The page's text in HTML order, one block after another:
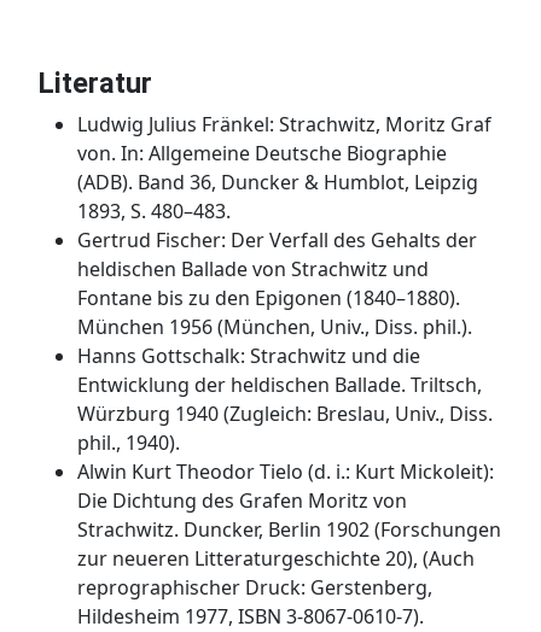
Literatur
Ludwig Julius Fränkel: Strachwitz, Moritz Graf
von. In: Allgemeine Deutsche Biographie
(ADB). Band 36, Duncker & Humblot, Leipzig
1893, S. 480–483.
Gertrud Fischer: Der Verfall des Gehalts der
heldischen Ballade von Strachwitz und
Fontane bis zu den Epigonen (1840–1880).
München 1956 (München, Univ., Diss. phil.).
Hanns Gottschalk: Strachwitz und die
Entwicklung der heldischen Ballade. Triltsch,
Würzburg 1940 (Zugleich: Breslau, Univ., Diss.
phil., 1940).
Alwin Kurt Theodor Tielo (d. i.: Kurt Mickoleit):
Die Dichtung des Grafen Moritz von
Strachwitz. Duncker, Berlin 1902 (Forschungen
zur neueren Litteraturgeschichte 20), (Auch
reprographischer Druck: Gerstenberg,
Hildesheim 1977, ISBN 3-8067-0610-7).